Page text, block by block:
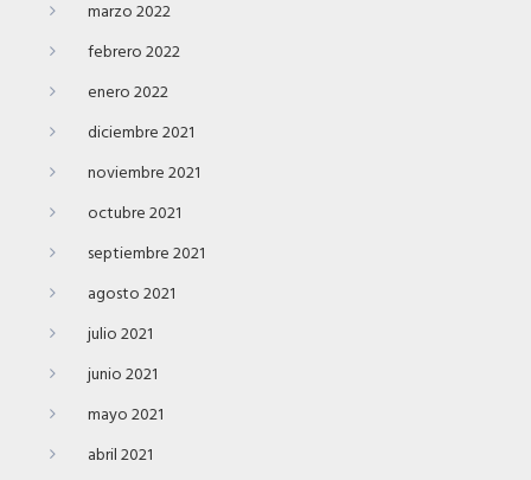
marzo 2022
febrero 2022
enero 2022
diciembre 2021
noviembre 2021
octubre 2021
septiembre 2021
agosto 2021
julio 2021
junio 2021
mayo 2021
abril 2021